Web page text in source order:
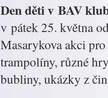
Den děti v BAV
v pátek 25. května
Masarykova akci
trampolíny, různé
bubliny, ukázky z